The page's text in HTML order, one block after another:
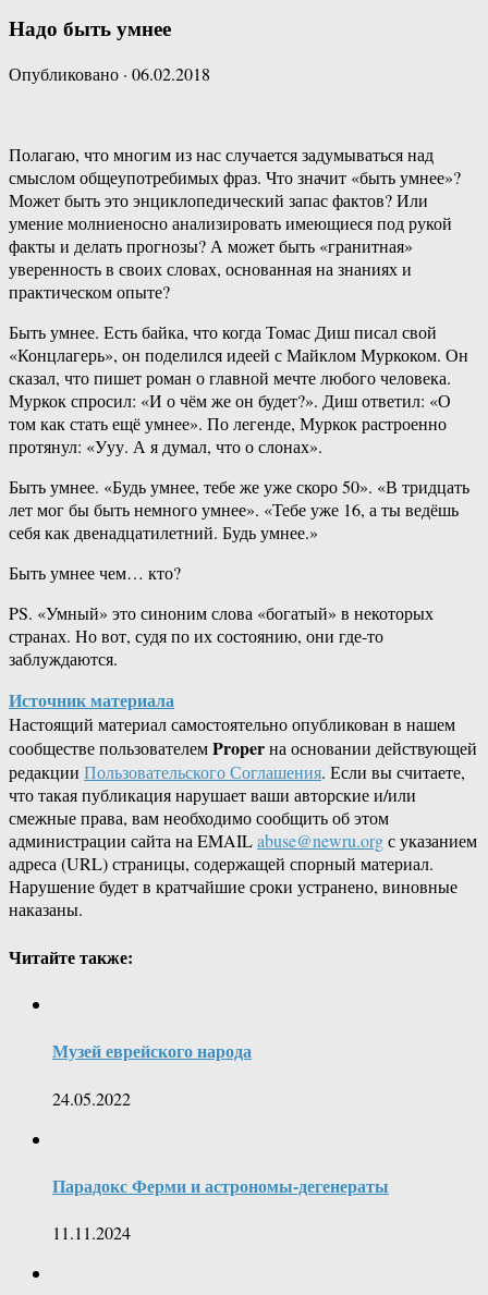
Надо быть умнее
Опубликовано · 06.02.2018
Полагаю, что многим из нас случается задумываться над
смыслом общеупотребимых фраз. Что значит «быть умнее»?
Может быть это энциклопедический запас фактов? Или
умение молниеносно анализировать имеющиеся под рукой
факты и делать прогнозы? А может быть «гранитная»
уверенность в своих словах, основанная на знаниях и
практическом опыте?
Быть умнее. Есть байка, что когда Томас Диш писал свой
«Концлагерь», он поделился идеей с Майклом Муркоком. Он
сказал, что пишет роман о главной мечте любого человека.
Муркок спросил: «И о чём же он будет?». Диш ответил: «О
том как стать ещё умнее». По легенде, Муркок растроенно
протянул: «Ууу. А я думал, что о слонах».
Быть умнее. «Будь умнее, тебе же уже скоро 50». «В тридцать
лет мог бы быть немного умнее». «Тебе уже 16, а ты ведёшь
себя как двенадцатилетний. Будь умнее.»
Быть умнее чем… кто?
PS. «Умный» это синоним слова «богатый» в некоторых
странах. Но вот, судя по их состоянию, они где-то
заблуждаются.
Источник материала
Настоящий материал самостоятельно опубликован в нашем
сообществе пользователемProperна основании действующей
редакции Пользовательского Соглашения. Если вы считаете,
что такая публикация нарушает ваши авторские и/или
смежные права, вам необходимо сообщить об этом
администрации сайта на EMAILabuse@newru.orgс указанием
адреса (URL) страницы, содержащей спорный материал.
Нарушение будет в кратчайшие сроки устранено, виновные
наказаны.
Читайте также:
Музей еврейского народа
24.05.2022
Парадокс Ферми и астрономы-дегенераты
11.11.2024